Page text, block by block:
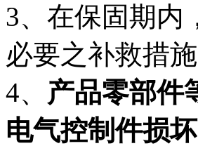
3、在保固期内
必要之补救措施
4、 产品零部件
电气控制件损